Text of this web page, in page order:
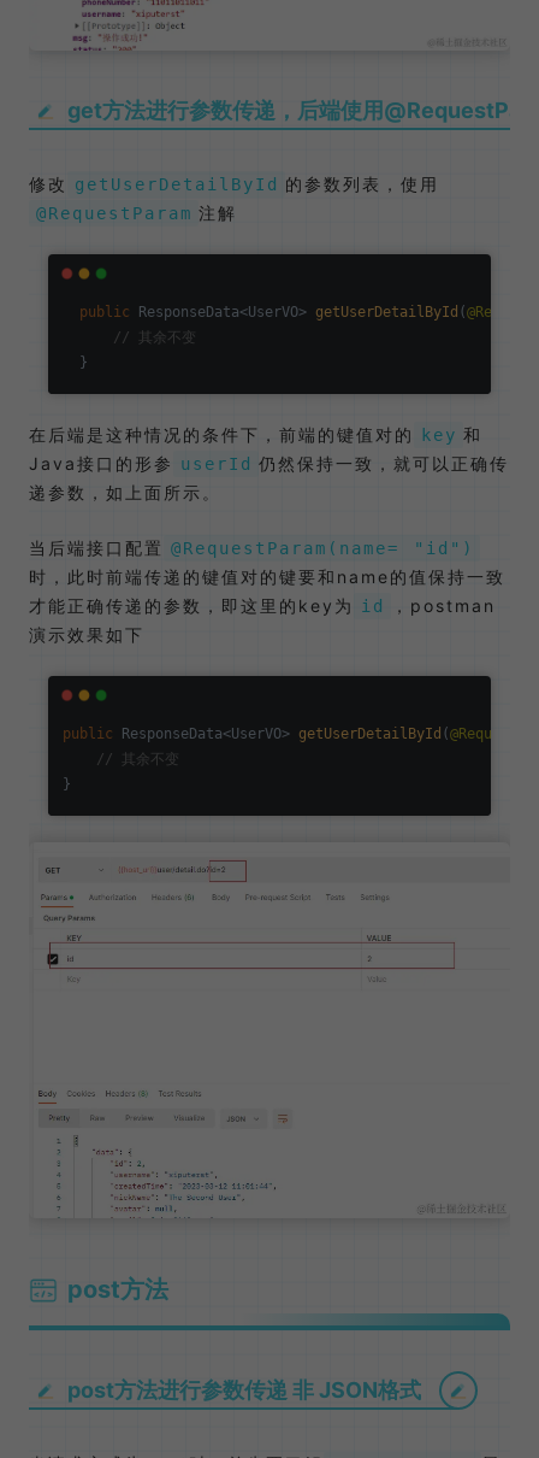
get方法进行参数传递，后端使用
修改 getUserDetailById 的参数列表，使用
@RequestParam 注解
public ResponseData<UserVO> getUserDetailById (
// 其余不变
在后端是这种情况的条件下，前端的键值对的 key 和
Java接口的形参
userId 仍然保持一致，就可以正确传
递参数，如上面所示。
当后端接口配置 @RequestParam(name= "id")
时，此时前端传递的键值对的键要和name的值保持一致
才能正确传递的参数，即这里的key为
id
，postman
演示效果如下
public ResponseData<UserVO> getUserDetailById (
// 其余不变
post方法
post方法进行参数传递 非 JSON格式